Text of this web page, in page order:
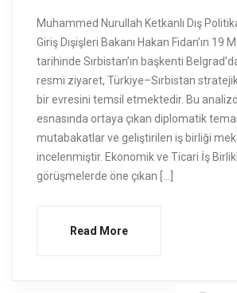
Muhammed Nurullah Ketkanlı Dış
Giriş Dışişleri Bakanı Hakan Fidan’ın 19
tarihinde Sırbistan’ın başkenti
resmi ziyaret, Türkiye–Sırbistan stratejik
bir evresini temsil etmektedir. Bu
esnasında ortaya çıkan diplomatik
mutabakatlar ve geliştirilen iş birliği
incelenmiştir. Ekonomik ve Ticari İş
görüşmelerde öne çıkan […]
Read More